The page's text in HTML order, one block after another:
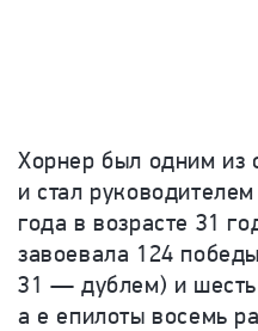
Хорнер был одним из
и стал
года в возрасте 31
завоевала 124
31 — дублем) и шесть
а е епилоты восемь